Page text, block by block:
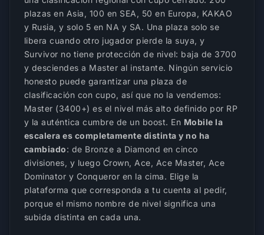
plazas en Asia, 100 en SEA, 50 en Europa, KAKAO
y Rusia, y solo 5 en NA y SA. Una plaza solo se
libera cuando otro jugador pierde la suya, y
Survivor no tiene protección de nivel: baja de 3700
y desciendes a Master al instante. Ningún servicio
honesto puede garantizar una plaza de
clasificación con cupo, así que no la vendemos:
Master (3400+) es el nivel más alto definido por RP
y la auténtica cumbre de un boost. En Mobile la
escalera es completamente distinta y no ha
cambiado: de Bronze a Diamond en cinco
divisiones, y luego Crown, Ace, Ace Master, Ace
Dominator y Conqueror en la cima. Elige la
plataforma que corresponda a tu cuenta al pedir,
porque el mismo nombre de nivel significa una
subida distinta en cada una.